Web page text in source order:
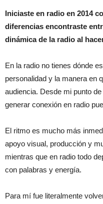
Iniciaste en radio en 2014
diferencias encontraste
dinámica de la radio al
En la radio no tienes dónde
personalidad y la manera en
audiencia. Desde mi punto
generar conexión en radio
El ritmo es mucho más
apoyo visual, producción y
mientras que en radio todo
con palabras y energía.
Para mí fue literalmente